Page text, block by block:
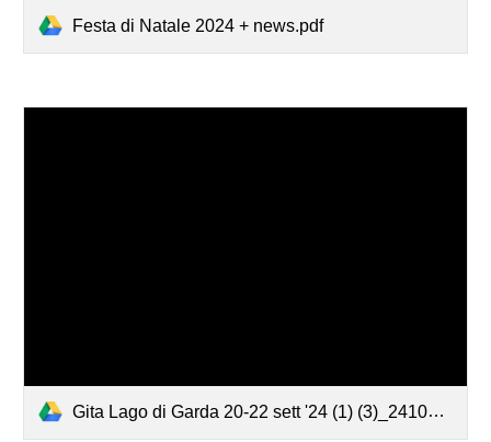
Festa di Natale 2024 + news.pdf
Gita Lago di Garda 20-22 sett '24 (1) (3)_241011_063924.pdf